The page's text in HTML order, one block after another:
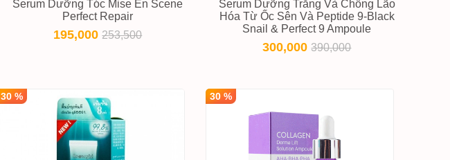
Serum Dưỡng Tóc Mise En Scene
Perfect Repair
195,000253,500
Serum Dưỡng Trắng Và Chống Lão
Hóa Từ Ốc Sên Và Peptide 9-Black
Snail & Perfect 9 Ampoule
300,000390,000
30 % 30 %